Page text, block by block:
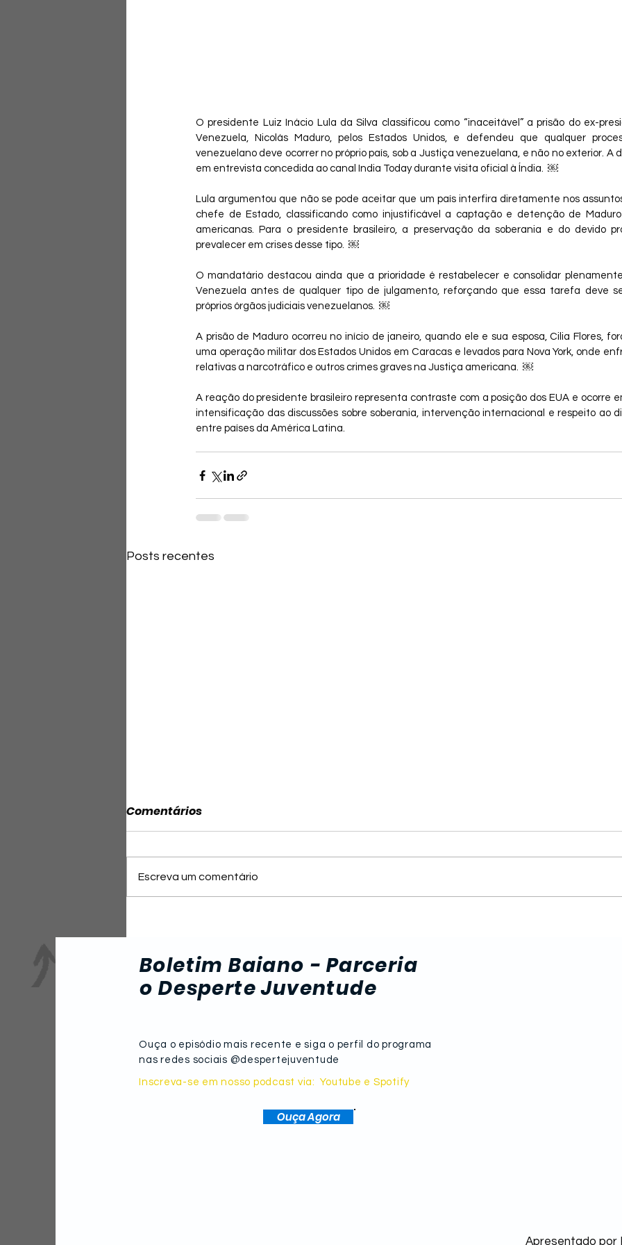
O presidente Luiz Inácio Lula da Silva classificou como “inaceitável” a prisão do ex-
Venezuela, Nicolás Maduro, pelos Estados Unidos, e defendeu que qualquer
venezuelano deve ocorrer no próprio país, sob a Justiça venezuelana, e não no exterior. A
em entrevista concedida ao canal India Today durante visita oficial à Índia.  ￼
Lula argumentou que não se pode aceitar que um país interfira diretamente nos
chefe de Estado, classificando como injustificável a captação e detenção de
americanas. Para o presidente brasileiro, a preservação da soberania e do devido
prevalecer em crises desse tipo.  ￼
O mandatário destacou ainda que a prioridade é restabelecer e consolidar
Venezuela antes de qualquer tipo de julgamento, reforçando que essa tarefa deve
próprios órgãos judiciais venezuelanos.  ￼
A prisão de Maduro ocorreu no início de janeiro, quando ele e sua esposa, Cilia Flores,
uma operação militar dos Estados Unidos em Caracas e levados para Nova York, onde
relativas a narcotráfico e outros crimes graves na Justiça americana.  ￼
A reação do presidente brasileiro representa contraste com a posição dos EUA e ocorre
intensificação das discussões sobre soberania, intervenção internacional e respeito ao
entre países da América Latina.
Posts recentes
presidencial
é o MST, eu fiscalizo
Comentários
Escreva um comentário
Boletim Baiano - Parceria
o Desperte Juventude
Ouça o episódio mais recente e siga o perfil do programa
nas redes sociais @despertejuventude
Inscreva-se em nosso podcast via:Youtube e Spotify
Ouça Agora
Apresentado por